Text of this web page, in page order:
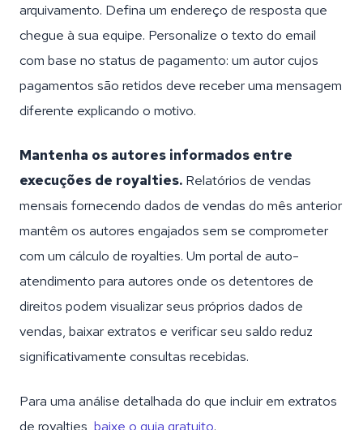
arquivamento. Defina um endereço de resposta que
chegue à sua equipe. Personalize o texto do email
com base no status de pagamento: um autor cujos
pagamentos são retidos deve receber uma mensagem
diferente explicando o motivo.
Mantenha os autores informados entre
execuções de royalties. Relatórios de vendas
mensais fornecendo dados de vendas do mês anterior
mantêm os autores engajados sem se comprometer
com um cálculo de royalties. Um portal de auto-
atendimento para autores onde os detentores de
direitos podem visualizar seus próprios dados de
vendas, baixar extratos e verificar seu saldo reduz
significativamente consultas recebidas.
Para uma análise detalhada do que incluir em extratos
de royalties, baixe o guia gratuito.